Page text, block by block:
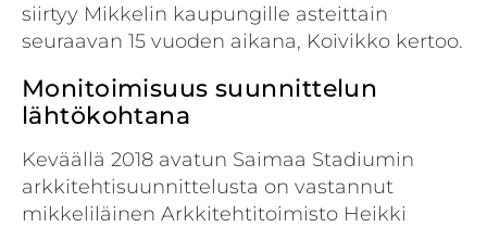
siirtyy Mikkelin kaupungille asteittain
seuraavan 15 vuoden aikana, Koivikko kertoo.
Monitoimisuus suunnittelun
lähtökohtana
Keväällä 2018 avatun Saimaa Stadiumin
arkkitehtisuunnittelusta on vastannut
mikkeliläinen Arkkitehtitoimisto Heikki